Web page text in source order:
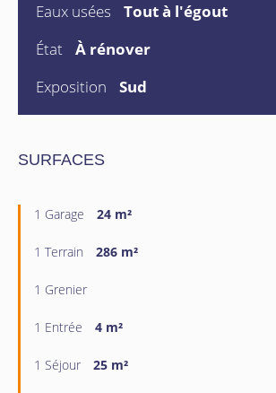
Eaux usées
Tout à l'égout
État
À rénover
Exposition
Sud
SURFACES
1 Garage 24 m²
1 Terrain 286 m²
1 Grenier
1 Entrée 4 m²
1 Séjour 25 m²